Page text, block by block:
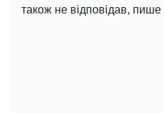
також не відповідав, пише